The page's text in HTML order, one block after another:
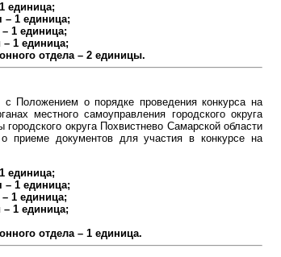
единица;
– 1 единица;
– 1 единица;
– 1 единица;
отдела – 2 единицы.
с Положением о порядке проведения конкурса на
местного самоуправления городского округа
округа Похвистнево Самарской области
приеме документов для участия в конкурсе на
единица;
– 1 единица;
– 1 единица;
– 1 единица;
отдела – 1 единица.